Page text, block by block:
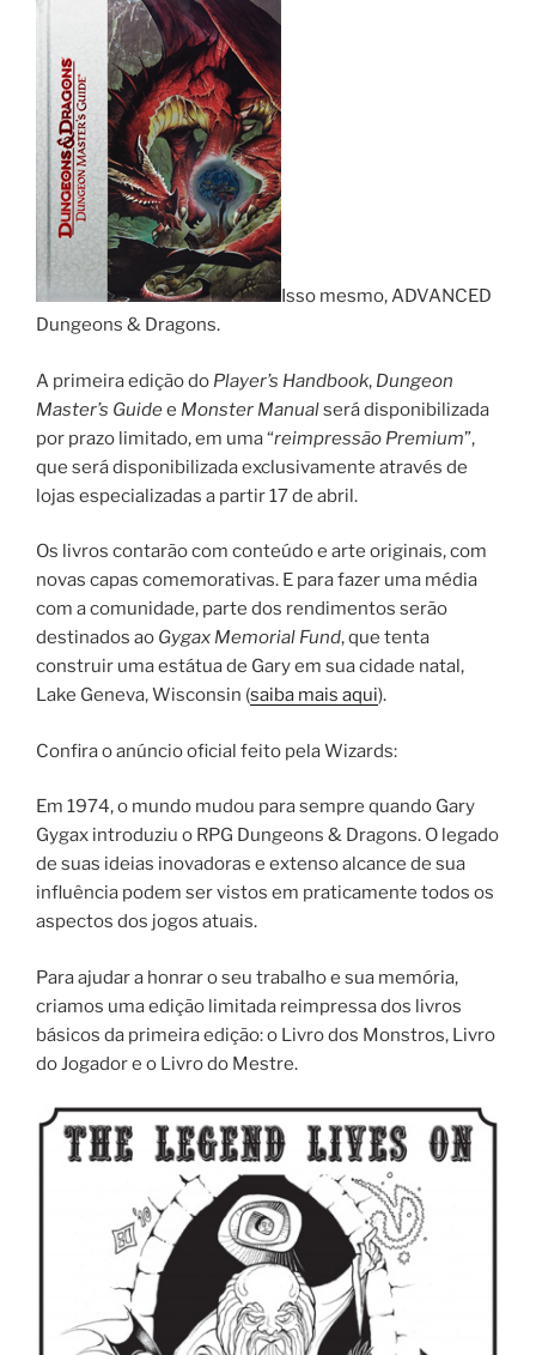
Isso mesmo, ADVANCED
Dungeons & Dragons.
A primeira edição do Player’s Handbook, Dungeon
Master’s Guidee Monster Manualserá disponibilizada
por prazo limitado, em uma “reimpressão Premium”,
que será disponibilizada exclusivamente através de
lojas especializadas a partir 17 de abril.
Os livros contarão com conteúdo e arte originais, com
novas capas comemorativas. E para fazer uma média
com a comunidade, parte dos rendimentos serão
destinados ao Gygax Memorial Fund, que tenta
construir uma estátua de Gary em sua cidade natal,
Lake Geneva, Wisconsin (saiba mais aqui).
Confira o anúncio oficial feito pela Wizards:
Em 1974, o mundo mudou para sempre quando Gary
Gygax introduziu o RPG Dungeons & Dragons. O legado
de suas ideias inovadoras e extenso alcance de sua
influência podem ser vistos em praticamente todos os
aspectos dos jogos atuais.
Para ajudar a honrar o seu trabalho e sua memória,
criamos uma edição limitada reimpressa dos livros
básicos da primeira edição: o Livro dos Monstros, Livro
do Jogador e o Livro do Mestre.